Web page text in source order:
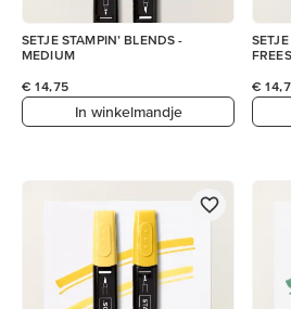
SETJE STAMPIN’ BLENDS -
MEDIUM
€ 14,75
In winkelmandje
€